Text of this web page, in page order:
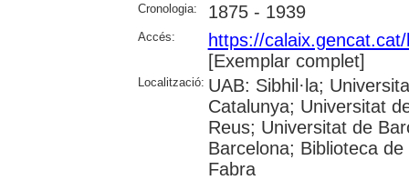
Cronologia: 1875 - 1939
Accés:
https://
[Exemplar complet]
Localització: UAB: Sibhil·la;
Catalunya; Universitat
Reus; Universitat de
Barcelona; Biblioteca
Fabra